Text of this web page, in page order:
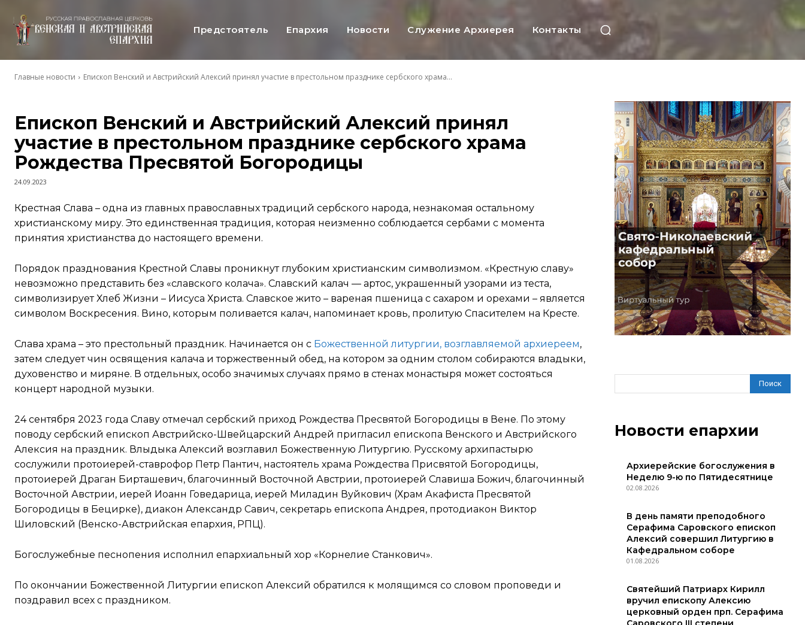
Предстоятель Епархия Новости Служение Архиерея Контакты
Главные новости Епископ Венский и Австрийский Алексий принял участие в престольном празднике сербского храма...
Епископ Венский и Австрийский Алексий принял
участие в престольном празднике сербского храма
Рождества Пресвятой Богородицы
24.09.2023
Крестная Слава – одна из главных православных традиций сербского народа, незнакомая остальному
христианскому миру. Это единственная традиция, которая неизменно соблюдается сербами с момента
принятия христианства до настоящего времени.
Порядок празднования Крестной Славы проникнут глубоким христианским символизмом. «Крестную славу»
невозможно представить без «славского колача». Славский калач — артос, украшенный узорами из теста,
символизирует Хлеб Жизни – Иисуса Христа. Славское жито – вареная пшеница с сахаром и орехами – является
символом Воскресения. Вино, которым поливается калач, напоминает кровь, пролитую Спасителем на Кресте.
Слава храма – это престольный праздник. Начинается он с Божественной литургии, возглавляемой архиереем,
затем следует чин освящения калача и торжественный обед, на котором за одним столом собираются владыки,
духовенство и миряне. В отдельных, особо значимых случаях прямо в стенах монастыря может состояться
концерт народной музыки.
24 сентября 2023 года Славу отмечал сербский приход Рождества Пресвятой Богородицы в Вене. По этому
поводу сербский епископ Австрийско-Швейцарский Андрей пригласил епископа Венского и Австрийского
Алексия на праздник. Влыдыка Алексий возглавил Божественную Литургию. Русскому архипастырю
сослужили протоиерей-ставрофор Петр Пантич, настоятель храма Рождества Присвятой Богородицы,
протоиерей Драган Бирташевич, благочинный Восточной Австрии, протоиерей Славиша Божич, благочинный
Восточной Австрии, иерей Иоанн Говедарица, иерей Миладин Вуйкович (Храм Акафиста Пресвятой
Богородицы в Бецирке), диакон Александр Савич, секретарь епископа Андрея, протодиакон Виктор
Шиловский (Венско-Австрийская епархия, РПЦ).
Богослужебные песнопения исполнил епархиальный хор «Корнелие Станкович».
По окончании Божественной Литургии епископ Алексий обратился к молящимся со словом проповеди и
поздравил всех с праздником.
Поиск
Новости епархии
Архиерейские богослужения в
Неделю 9-ю по Пятидесятнице
02.08.2026
В день памяти преподобного
Серафима Саровского епископ
Алексий совершил Литургию в
Кафедральном соборе
01.08.2026
Святейший Патриарх Кирилл
вручил епископу Алексию
церковный орден прп. Серафима